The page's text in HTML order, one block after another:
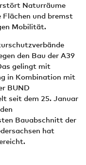
Naturräume
und bremst
Mobilität.
den Bau der A39
gelingt mit
in Kombination mit
BUND
seit dem 25. Januar
Bauabschnitt der
hat